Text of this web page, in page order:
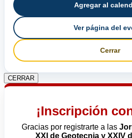
Agregar al
Ver página del
Cerrar
CERRAR
¡Inscripción
Gracias por registrarte a las
XXI de Geotecnia y XXIV